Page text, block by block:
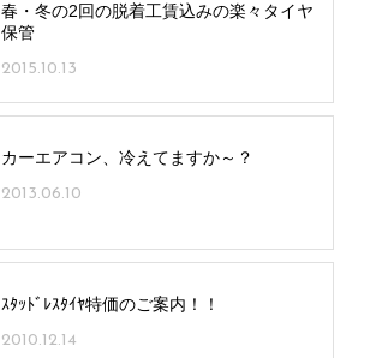
春・冬の2回の脱着工賃込みの楽々タイヤ
保管
2015.10.13
カーエアコン、冷えてますか～？
2013.06.10
ｽﾀｯﾄﾞﾚｽﾀｲﾔ特価のご案内！！
2010.12.14